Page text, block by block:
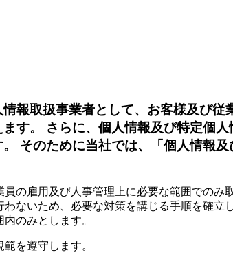
報取扱事業者として、お客様及び
す。 さらに、個人情報及び特定個
そのために当社では、「個人情報
の雇用及び人事管理上に必要な範囲での
ないため、必要な対策を講じる手順を確立
のみとします。
を遵守します。